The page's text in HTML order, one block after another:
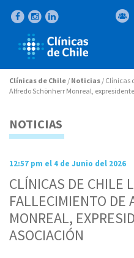
Clínicas de Chile / Noticias / Clínicas
Alfredo Schönherr Monreal,
NOTICIAS
12:57 pm el 4 de Junio del 2026
CLÍNICAS DE CHILE
FALLECIMIENTO DE
MONREAL,
ASOCIACIÓN